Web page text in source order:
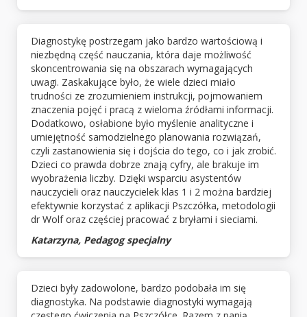
Diagnostykę postrzegam jako bardzo wartościową i
niezbędną część nauczania, która daje możliwość
skoncentrowania się na obszarach wymagających
uwagi. Zaskakujące było, że wiele dzieci miało
trudności ze zrozumieniem instrukcji, pojmowaniem
znaczenia pojęć i pracą z wieloma źródłami informacji.
Dodatkowo, osłabione było myślenie analityczne i
umiejętność samodzielnego planowania rozwiązań,
czyli zastanowienia się i dojścia do tego, co i jak zrobić.
Dzieci co prawda dobrze znają cyfry, ale brakuje im
wyobrażenia liczby. Dzięki wsparciu asystentów
nauczycieli oraz nauczycielek klas 1 i 2 można bardziej
efektywnie korzystać z aplikacji Pszczółka, metodologii
dr Wolf oraz częściej pracować z bryłami i sieciami.
Katarzyna, Pedagog specjalny
Dzieci były zadowolone, bardzo podobała im się
diagnostyka. Na podstawie diagnostyki wymagają